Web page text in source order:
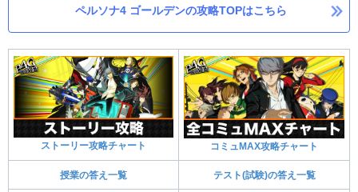
ペルソナ4 ゴールデンの攻略TOPはこちら
ストーリー攻略チャート コミュMAX攻略チャート
授業の答え一覧 テスト(試験)の答え一覧